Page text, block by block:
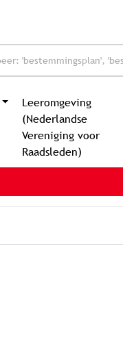
Leeromgeving
(Nederlandse
Vereniging voor
Raadsleden)